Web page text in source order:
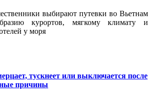
выбирают путевки во Вьетнам
курортов, мягкому климату и
у моря
тускнеет или выключается после
причины